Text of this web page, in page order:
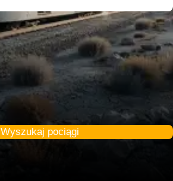
Wyszukaj pociągi